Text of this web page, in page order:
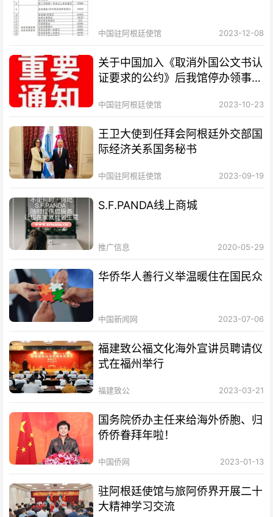
中国驻阿根廷使馆 2023-12-08
关于中国加入《取消外国公文书认
证要求的公约》后我馆停办领事认
中国驻阿根廷使馆 2023-10-23
王卫大使到任拜会阿根廷外交部国
际经济关系国务秘书
中国驻阿根廷使馆 2023-09-19
S.F.PANDA线上商城
推广信息 2020-05-29
华侨华人善行义举温暖住在国民众
中国新闻网 2023-07-06
福建致公福文化海外宣讲员聘请仪
式在福州举行
福建致公 2023-03-21
国务院侨办主任来给海外侨胞、归
侨侨眷拜年啦！
中国侨网 2023-01-13
驻阿根廷使馆与旅阿侨界开展二十
大精神学习交流